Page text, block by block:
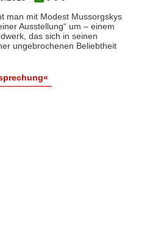
man mit Modest Mussorgskys
Ausstellung“ um – einem
das sich in seinen
ungebrochenen Beliebtheit